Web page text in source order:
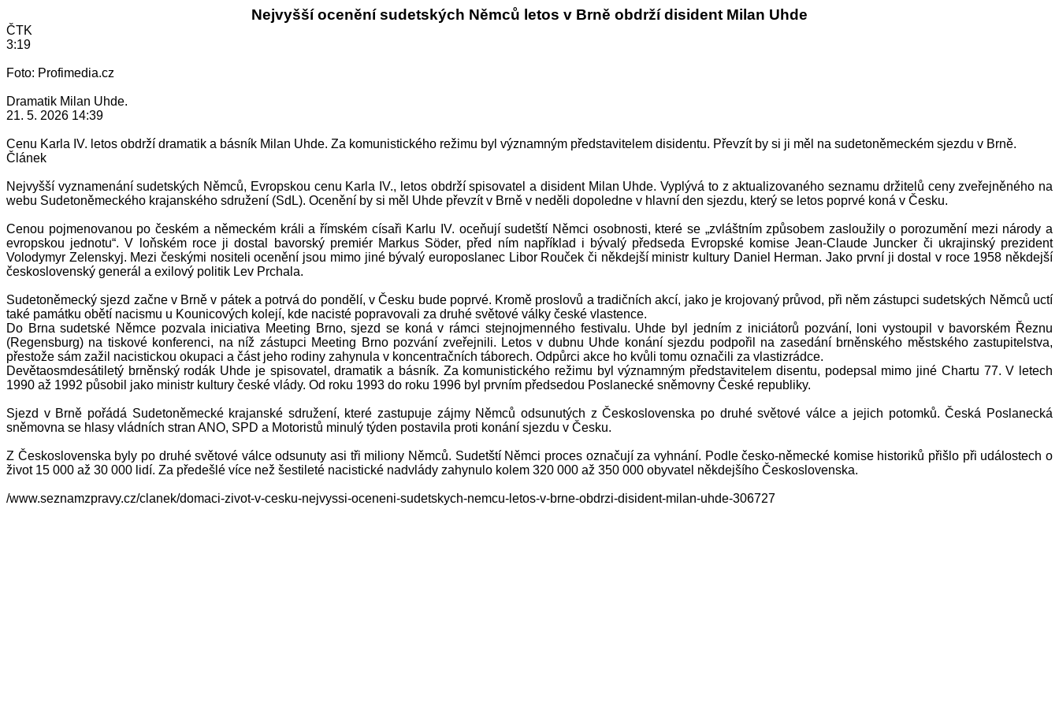
Nejvyšší ocenění sudetských Němců letos v Brně obdrží disident Milan Uhde
ČTK
3:19
Foto: Profimedia.cz
Dramatik Milan Uhde.
21. 5. 2026 14:39
Cenu Karla IV. letos obdrží dramatik a básník Milan Uhde. Za komunistického režimu byl významným představitelem disidentu. Převzít by si ji měl na sudetoněmeckém sjezdu v Brně.
Článek
Nejvyšší vyznamenání sudetských Němců, Evropskou cenu Karla IV., letos obdrží spisovatel a disident Milan Uhde. Vyplývá to z aktualizovaného seznamu držitelů ceny zveřejněného na
webu Sudetoněmeckého krajanského sdružení (SdL). Ocenění by si měl Uhde převzít v Brně v neděli dopoledne v hlavní den sjezdu, který se letos poprvé koná v Česku.
Cenou pojmenovanou po českém a německém králi a římském císaři Karlu IV. oceňují sudetští Němci osobnosti, které se „zvláštním způsobem zasloužily o porozumění mezi národy a
evropskou jednotu“. V loňském roce ji dostal bavorský premiér Markus Söder, před ním například i bývalý předseda Evropské komise Jean-Claude Juncker či ukrajinský prezident
Volodymyr Zelenskyj. Mezi českými nositeli ocenění jsou mimo jiné bývalý europoslanec Libor Rouček či někdejší ministr kultury Daniel Herman. Jako první ji dostal v roce 1958 někdejší
československý generál a exilový politik Lev Prchala.
Sudetoněmecký sjezd začne v Brně v pátek a potrvá do pondělí, v Česku bude poprvé. Kromě proslovů a tradičních akcí, jako je krojovaný průvod, při něm zástupci sudetských Němců uctí
také památku obětí nacismu u Kounicových kolejí, kde nacisté popravovali za druhé světové války české vlastence.
Do Brna sudetské Němce pozvala iniciativa Meeting Brno, sjezd se koná v rámci stejnojmenného festivalu. Uhde byl jedním z iniciátorů pozvání, loni vystoupil v bavorském Řeznu
(Regensburg) na tiskové konferenci, na níž zástupci Meeting Brno pozvání zveřejnili. Letos v dubnu Uhde konání sjezdu podpořil na zasedání brněnského městského zastupitelstva,
přestože sám zažil nacistickou okupaci a část jeho rodiny zahynula v koncentračních táborech. Odpůrci akce ho kvůli tomu označili za vlastizrádce.
Devětaosmdesátiletý brněnský rodák Uhde je spisovatel, dramatik a básník. Za komunistického režimu byl významným představitelem disentu, podepsal mimo jiné Chartu 77. V letech
1990 až 1992 působil jako ministr kultury české vlády. Od roku 1993 do roku 1996 byl prvním předsedou Poslanecké sněmovny České republiky.
Sjezd v Brně pořádá Sudetoněmecké krajanské sdružení, které zastupuje zájmy Němců odsunutých z Československa po druhé světové válce a jejich potomků. Česká Poslanecká
sněmovna se hlasy vládních stran ANO, SPD a Motoristů minulý týden postavila proti konání sjezdu v Česku.
Z Československa byly po druhé světové válce odsunuty asi tři miliony Němců. Sudetští Němci proces označují za vyhnání. Podle česko-německé komise historiků přišlo při událostech o
život 15 000 až 30 000 lidí. Za předešlé více než šestileté nacistické nadvlády zahynulo kolem 320 000 až 350 000 obyvatel někdejšího Československa.
/www.seznamzpravy.cz/clanek/domaci-zivot-v-cesku-nejvyssi-oceneni-sudetskych-nemcu-letos-v-brne-obdrzi-disident-milan-uhde-306727